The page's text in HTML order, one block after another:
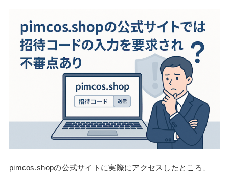
pimcos.shopの公式サイトに実際にアクセスしたところ、